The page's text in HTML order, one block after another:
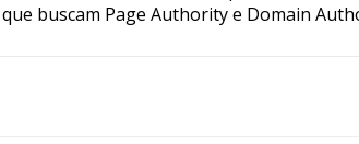
buscam Page Authority e Domain